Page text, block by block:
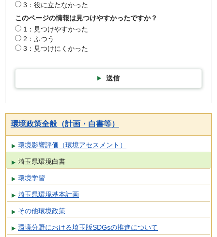
3：役に立たなかった
このページの情報は見つけやすかったですか？
1：見つけやすかった
2：ふつう
3：見つけにくかった
送信
環境政策全般（計画・白書等）
環境影響評価（環境アセスメント）
埼玉県環境白書
環境学習
埼玉県環境基本計画
その他環境政策
環境分野における埼玉版SDGsの推進について